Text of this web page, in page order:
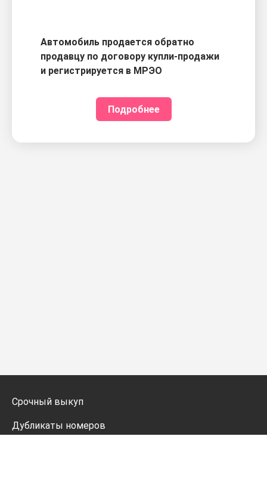
Автомобиль продается обратно
продавцу по договору купли-продажи
и регистрируется в МРЭО
Подробнее
Срочный выкуп
Дубликаты номеров